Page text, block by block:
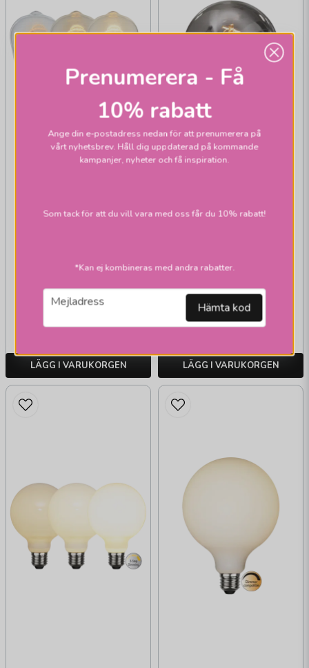
STAR TRADING
steg memory
LÄGG I VARUKORGEN
STAR TRADING
spiral smoke dim
199 kr
Skickas inom 2-10
LÄGG I VARUKORGEN
Prenumerera - Få
10% rabatt
Ange din e-postadress nedan för att prenumerera på
vårt nyhetsbrev. Håll dig uppdaterad på kommande
kampanjer, nyheter och få inspiration.
Som tack för att du vill vara med oss får du 10% rabatt!
*Kan ej kombineras med andra rabatter.
email
Mejladress Hämta kod